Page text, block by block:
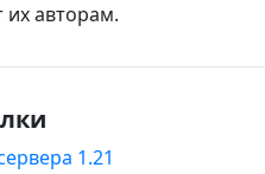
их авторам.
1.21